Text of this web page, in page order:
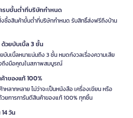
รบขั้นต่ำที่บริษัทกำหนด
ซื้อสินค้าขั้นต่ำที่บริษัทกำหนด รับสิทธิ์ส่งฟรีถึงบ้าน
วยบับเบิ้ล 3 ชั้น
บเบิ้ลหนาแน่นถึง 3 ชั้น หมดกังวลเรื่องความเสีย
ถึงมือคุณในสภาพสมบูรณ์
าของแท้ 100%
ลากหลาย ไม่ว่าจะเป็นหนังสือ เครื่องเขียน หรือ
ยการการันตีสินค้าของแท้ 100% ทุกชิ้น
วัน